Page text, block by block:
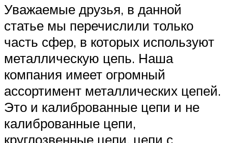
Уважаемые друзья, в данной
статье мы перечислили только
часть сфер, в которых используют
металлическую цепь. Наша
компания имеет огромный
ассортимент металлических цепей.
Это и калиброванные цепи и не
калиброванные цепи,
круглозвенные цепи, цепи с